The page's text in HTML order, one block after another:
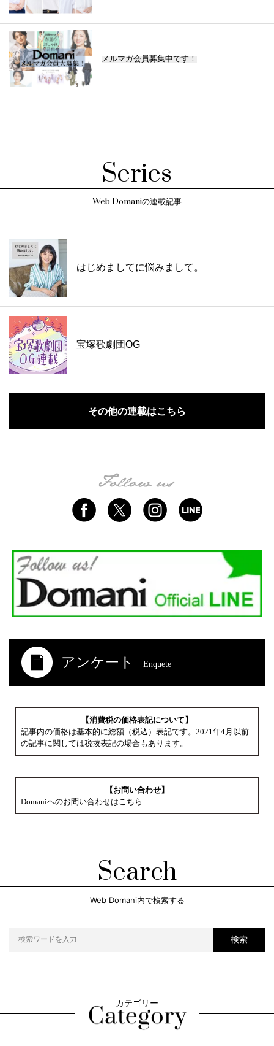
メルマガ会員募集中です！
Series
Web Domaniの連載記事
はじめましてに悩みまして。
宝塚歌劇団OG
その他の連載はこちら
アンケート Enquete
【消費税の価格表記について】
記事内の価格は基本的に総額（税込）表記です。2021年4月以前
の記事に関しては税抜表記の場合もあります。
【お問い合わせ】
Domaniへのお問い合わせはこちら
Search
Web Domani内で検索する
検索
カテゴリー